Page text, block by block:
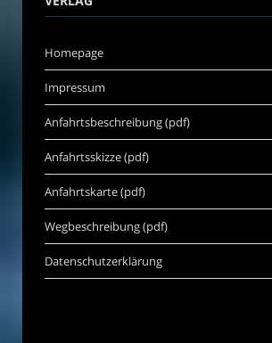
Homepage
Impressum
Anfahrtsbeschreibung (pdf)
Anfahrtsskizze (pdf)
Anfahrtskarte (pdf)
Wegbeschreibung (pdf)
Datenschutzerklärung